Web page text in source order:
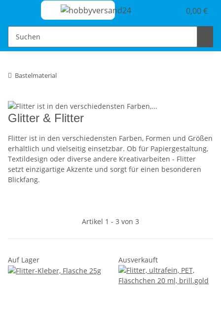
0,00 €
Bastelmaterial
Glitter & Flitter
Flitter ist in den verschiedensten Farben, Formen und Größen
erhältlich und vielseitig einsetzbar. Ob für Papiergestaltung,
Textildesign oder diverse andere Kreativarbeiten - Flitter
setzt einzigartige Akzente und sorgt für einen besonderen
Blickfang.
Artikel 1 - 3 von 3
Auf Lager Ausverkauft